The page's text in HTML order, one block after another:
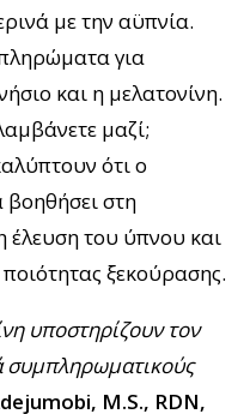
με την αϋπνία.
για
και η μελατονίνη.
μαζί;
ότι ο
στη
του ύπνου και
ξεκούρασης.
υποστηρίζουν τον
συμπληρωματικούς
M.S., RDN,